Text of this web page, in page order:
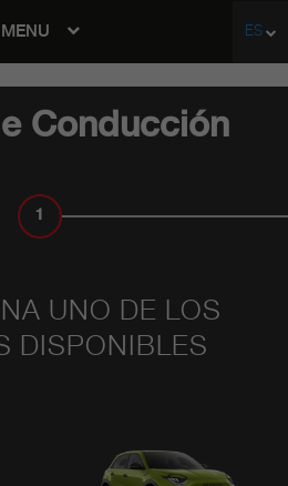
MENU ES
Conducción
1
UNO DE LOS
DISPONIBLES